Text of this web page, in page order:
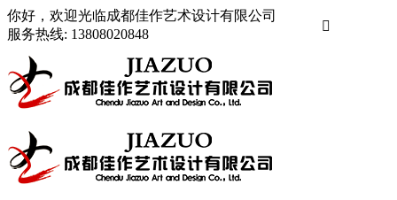
你好，欢迎光临成都佳作艺术设计有限公司
服务热线: 13808020848
